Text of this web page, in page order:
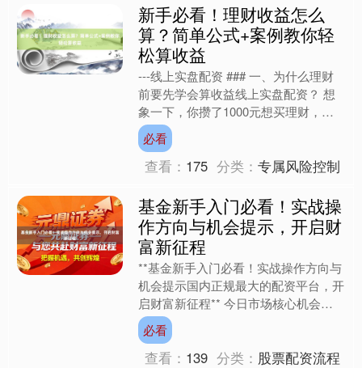
新手必看！理财收益怎么
算？简单公式+案例教你轻
松算收益
---线上实盘配资 ### 一、为什么理财
前要先学会算收益线上实盘配资？ 想
象一下，你攒了1000元想买理财，朋
友推荐了两款产品：A说“年化5%”，B
说“每月返....
必看
查看： 175 分类：专属风险控制
基金新手入门必看！实战操
作方向与机会提示，开启财
富新征程
**基金新手入门必看！实战操作方向与
机会提示国内正规最大的配资平台，开
启财富新征程** 今日市场核心机会聚
焦于科技成长板块的反弹动能，而潜在
风险则来自周期板块的....
必看
查看： 139 分类： 股票配资流程